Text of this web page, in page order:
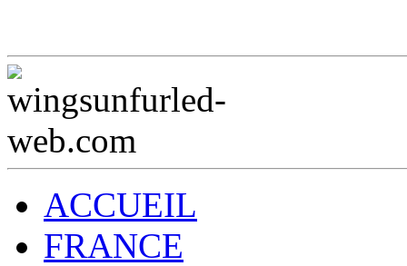
ACCUEIL
FRANCE